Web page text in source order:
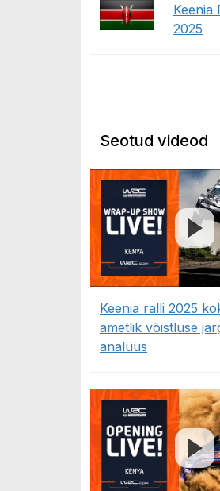
Keenia
2025
Seotud videod
Keenia ralli 2025
ametlik võistluse
analüüs